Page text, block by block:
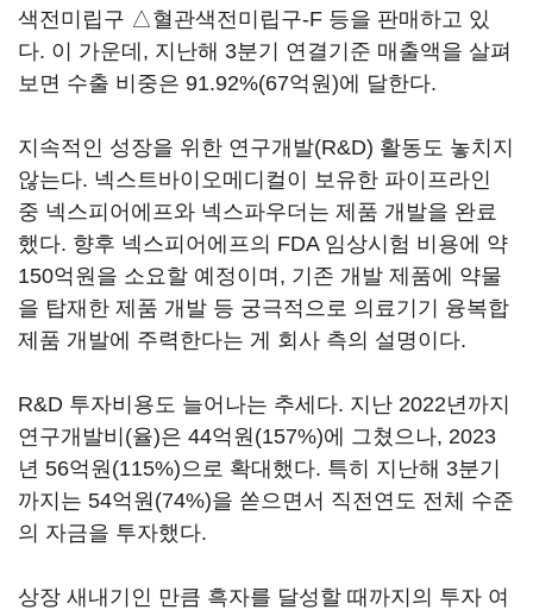
색전미립구 △혈관색전미립구-F 등을 판매하고 있
다. 이 가운데, 지난해 3분기 연결기준 매출액을 살펴
보면 수출 비중은 91.92%(67억원)에 달한다.
지속적인 성장을 위한 연구개발(R&D) 활동도 놓치지
않는다. 넥스트바이오메디컬이 보유한 파이프라인
중 넥스피어에프와 넥스파우더는 제품 개발을 완료
했다. 향후 넥스피어에프의 FDA 임상시험 비용에 약
150억원을 소요할 예정이며, 기존 개발 제품에 약물
을 탑재한 제품 개발 등 궁극적으로 의료기기 융복합
제품 개발에 주력한다는 게 회사 측의 설명이다.
R&D 투자비용도 늘어나는 추세다. 지난 2022년까지
연구개발비(율)은 44억원(157%)에 그쳤으나, 2023
년 56억원(115%)으로 확대했다. 특히 지난해 3분기
까지는 54억원(74%)을 쏟으면서 직전연도 전체 수준
의 자금을 투자했다.
상장 새내기인 만큼 흑자를 달성할 때까지의 투자 여